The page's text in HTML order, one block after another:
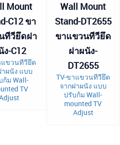
Mount
C12 ขา
ทีวียึดฝา
ง-C12
แขวนทีวียึด
าผนัง แบบ
ก้ม Wall-
TV
Wall Mount
Stand-DT2655
ขาแขวนทีวียึด
ฝาผนัง-
DT2655
TV-ขาแขวนทีวียึด
จากฝาผนัง แบบ
ปรับก้ม Wall-
mounted TV
Adjust